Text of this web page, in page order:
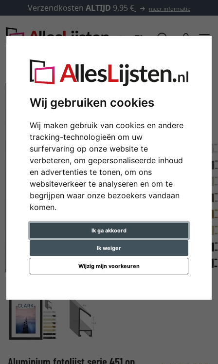
Wij gebruiken cookies
Wij maken gebruik van cookies en andere
tracking-technologieën om uw
surfervaring op onze website te
verbeteren, om gepersonaliseerde inhoud
en advertenties te tonen, om ons
websiteverkeer te analyseren en om te
begrijpen waar onze bezoekers vandaan
komen.
Ik ga akkoord
Ik weiger
Wijzig mijn voorkeuren
Verzendkosten ALTIJD 9,95 € meer informatie
Terug